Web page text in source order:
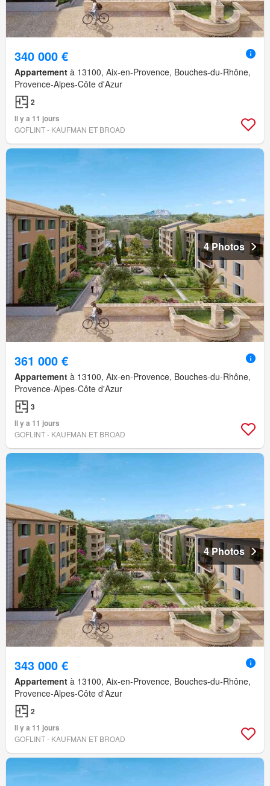
340 000 €
Appartement à 13100, Aix-en-Provence, Bouches-du-Rhône,
Provence-Alpes-Côte d'Azur
2
Il y a 11 jours
GOFLINT - KAUFMAN ET BROAD
4 Photos
361 000 €
Appartement à 13100, Aix-en-Provence, Bouches-du-Rhône,
Provence-Alpes-Côte d'Azur
3
Il y a 11 jours
GOFLINT - KAUFMAN ET BROAD
4 Photos
343 000 €
Appartement à 13100, Aix-en-Provence, Bouches-du-Rhône,
Provence-Alpes-Côte d'Azur
2
Il y a 11 jours
GOFLINT - KAUFMAN ET BROAD